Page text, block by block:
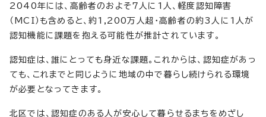
2040年には、高齢者のおよそ7人に1人、軽度認知障害
（MCI）も含めると、約1,200万人超・高齢者の約3人に1人が
認知機能に課題を抱える可能性が推計されています。
認知症は、誰にとっても身近な課題。これからは、認知症があっ
ても、これまでと同じように地域の中で暮らし続けられる環境
が必要となってきます。
北区では、認知症のある人が安心して暮らせるまちをめざし